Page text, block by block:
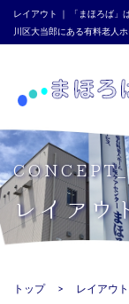
レイアウト ｜ 「まほろば」
川区大当郎にある有料老人
レイアウ
トップ レイアウト